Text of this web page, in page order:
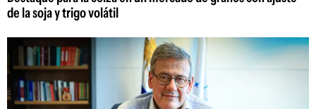
de la soja y trigo volátil